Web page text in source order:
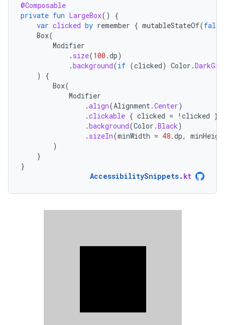
@Composable
private fun LargeBox()
{
var clicked by remember { mutableStateOf(false
Box(
Modifier
. size(100.dp)
.background(if (clicked) Color .
)
{
Box(
Modifier
.align(Alignment.Center)
.clickable { clicked = ! clicked }
.background(Color .Black)
. sizeIn(minWidth = 48.dp,
)
}
}
AccessibilitySnippets. kt